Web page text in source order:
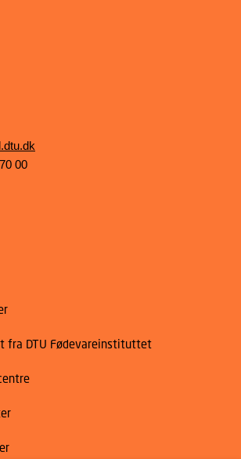
00
fra DTU Fødevareinstituttet